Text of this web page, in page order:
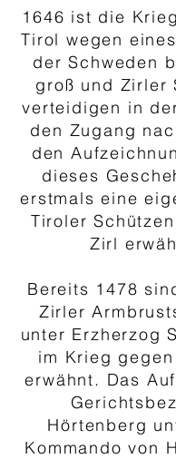
1646 ist die
Tirol wegen
der Schweden
groß und Zirler
verteidigen in
den Zugang
den
dieses
erstmals eine
Tiroler
Zirl
Bereits 1478
Zirler
unter Erzherzog
im Krieg
erwähnt. Das
Hörtenberg
Kommando von